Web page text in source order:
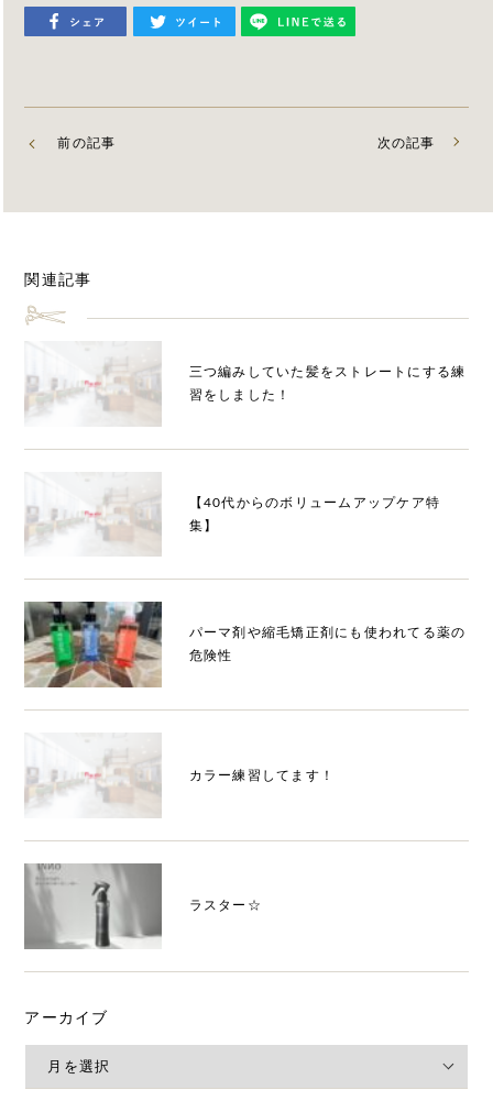
前の記事 次の記事
関連記事
三つ編みしていた髪をストレートにする練
習をしました！
【40代からのボリュームアップケア特
集】
パーマ剤や縮毛矯正剤にも使われてる薬の
危険性
カラー練習してます！
ラスター☆
アーカイブ